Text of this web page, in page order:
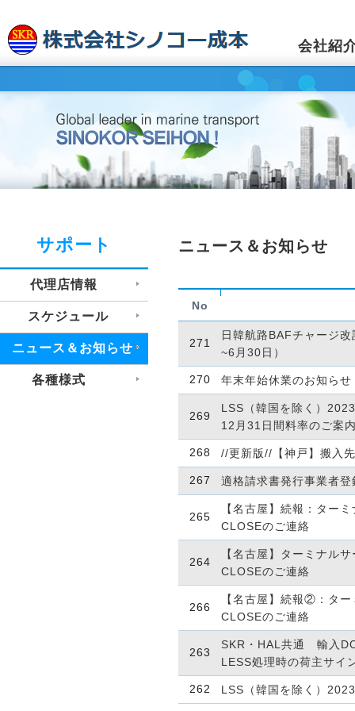
会社紹
サポート
代理店情報
スケジュール
ニュース＆お知らせ
各種様式
ニュース＆お知らせ
No
271
日韓航路BAFチャージ
~6月30日）
270 年末年始休業のお知らせ
269
LSS（韓国を除く）
12月31日間料率のご案
268 //更新版//【神戸】搬入
267 適格請求書発行事業者
265
【名古屋】続報：ター
CLOSEのご連絡
264
【名古屋】ターミナル
CLOSEのご連絡
266
【名古屋】続報②：タ
CLOSEのご連絡
263
SKR・HAL共通 輸入
LESS処理時の荷主サイ
262 LSS（韓国を除く）